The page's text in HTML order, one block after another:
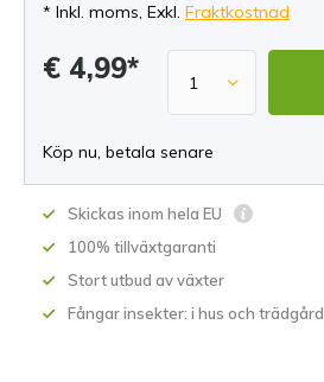
* Inkl. moms, Exkl. Fraktkostnad
€ 4,99*
Köp nu, betala senare
Skickas inom hela EU
100% tillväxtgaranti
Stort utbud av växter
Fångar insekter: i hus och trädgård